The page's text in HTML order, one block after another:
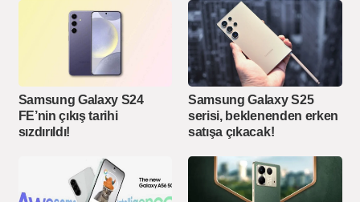
Samsung Galaxy S24
FE’nin çıkış tarihi
sızdırıldı!
Samsung Galaxy S25
serisi, beklenenden erken
satışa çıkacak!